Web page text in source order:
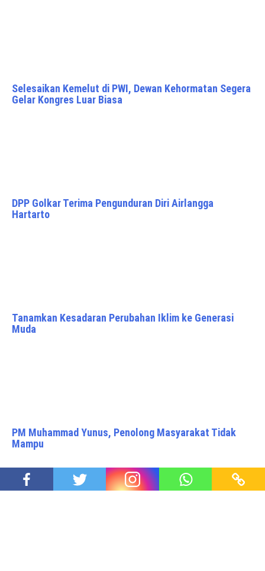
Selesaikan Kemelut di PWI, Dewan Kehormatan Segera
Gelar Kongres Luar Biasa
DPP Golkar Terima Pengunduran Diri Airlangga
Hartarto
Tanamkan Kesadaran Perubahan Iklim ke Generasi
Muda
PM Muhammad Yunus, Penolong Masyarakat Tidak
Mampu